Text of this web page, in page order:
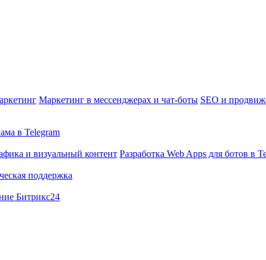
Маркетинг в мессенджерах и чат-боты SEO и
в Telegram
и визуальный контент Разработка Web Apps для ботов в
поддержка
Битрикс24